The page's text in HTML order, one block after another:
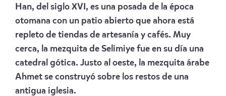
Han, del siglo XVI, es una posada de la época
otomana con un patio abierto que ahora está
repleto de tiendas de artesanía y cafés. Muy
cerca, la mezquita de Selimiye fue en su día una
catedral gótica. Justo al oeste, la mezquita árabe
Ahmet se construyó sobre los restos de una
antigua iglesia.